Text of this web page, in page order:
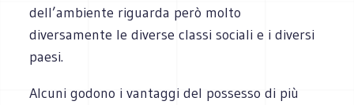
dell’ambiente riguarda però molto
diversamente le diverse classi sociali e i diversi
paesi.
Alcuni godono i vantaggi del possesso di più